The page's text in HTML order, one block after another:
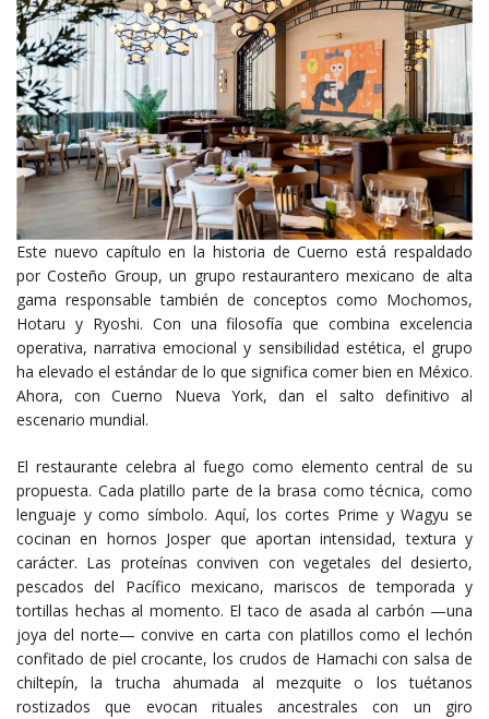
Este nuevo capítulo en la historia de Cuerno está respaldado
por Costeño Group, un grupo restaurantero mexicano de alta
gama responsable también de conceptos como Mochomos,
Hotaru y Ryoshi. Con una filosofía que combina excelencia
operativa, narrativa emocional y sensibilidad estética, el grupo
ha elevado el estándar de lo que significa comer bien en México.
Ahora, con Cuerno Nueva York, dan el salto definitivo al
escenario mundial.
El restaurante celebra al fuego como elemento central de su
propuesta. Cada platillo parte de la brasa como técnica, como
lenguaje y como símbolo. Aquí, los cortes Prime y Wagyu se
cocinan en hornos Josper que aportan intensidad, textura y
carácter. Las proteínas conviven con vegetales del desierto,
pescados del Pacífico mexicano, mariscos de temporada y
tortillas hechas al momento. El taco de asada al carbón —una
joya del norte— convive en carta con platillos como el lechón
confitado de piel crocante, los crudos de Hamachi con salsa de
chiltepín, la trucha ahumada al mezquite o los tuétanos
rostizados que evocan rituales ancestrales con un giro